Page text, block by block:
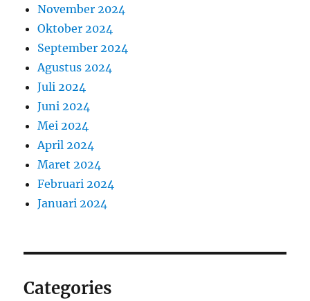
November 2024
Oktober 2024
September 2024
Agustus 2024
Juli 2024
Juni 2024
Mei 2024
April 2024
Maret 2024
Februari 2024
Januari 2024
Categories